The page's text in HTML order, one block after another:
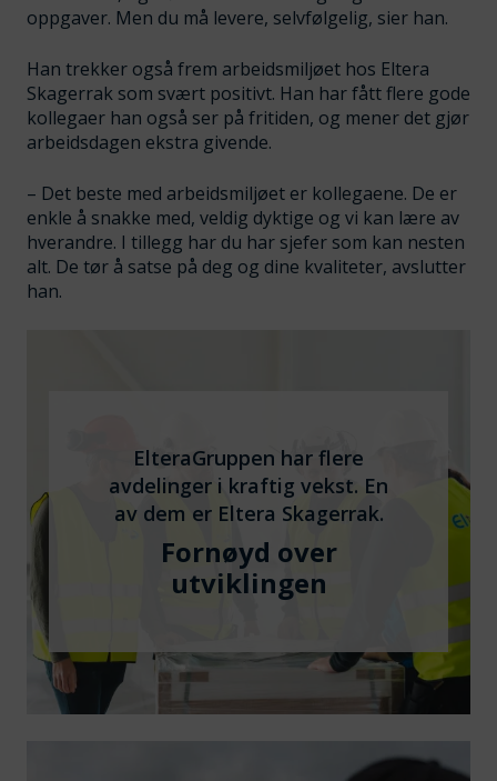
oppgaver. Men du må levere, selvfølgelig, sier han.
Han trekker også frem arbeidsmiljøet hos Eltera
Skagerrak som svært positivt. Han har fått flere gode
kollegaer han også ser på fritiden, og mener det gjør
arbeidsdagen ekstra givende.
– Det beste med arbeidsmiljøet er kollegaene. De er
enkle å snakke med, veldig dyktige og vi kan lære av
hverandre. I tillegg har du har sjefer som kan nesten
alt. De tør å satse på deg og dine kvaliteter, avslutter
han.
ElteraGruppen har flere
avdelinger i kraftig vekst. En
av dem er Eltera Skagerrak.
Fornøyd over
utviklingen